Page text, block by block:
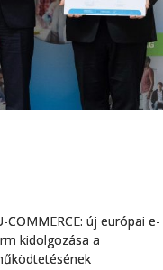
új európai e-
kidolgozása a